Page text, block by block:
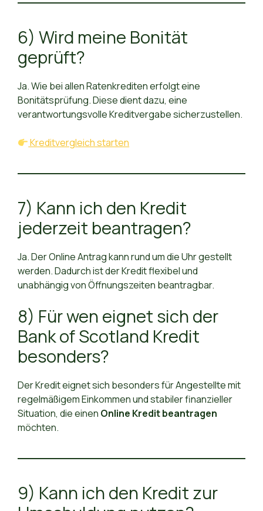
6) Wird meine Bonität
geprüft?
Ja. Wie bei allen Ratenkrediten erfolgt eine
Bonitätsprüfung. Diese dient dazu, eine
verantwortungsvolle Kreditvergabe sicherzustellen.
Kreditvergleich starten
7) Kann ich den Kredit
jederzeit beantragen?
Ja. Der Online Antrag kann rund um die Uhr gestellt
werden. Dadurch ist der Kredit flexibel und
unabhängig von Öffnungszeiten beantragbar.
8) Für wen eignet sich der
Bank of Scotland Kredit
besonders?
Der Kredit eignet sich besonders für Angestellte mit
regelmäßigem Einkommen und stabiler finanzieller
Situation, die einen Online Kredit beantragen
möchten.
9) Kann ich den Kredit zur